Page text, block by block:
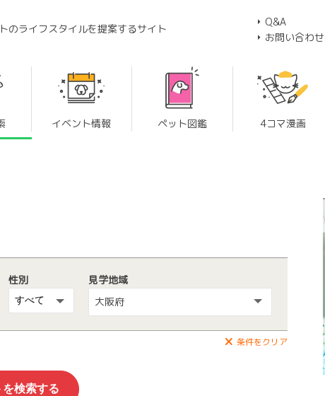
のライフスタイルを提案するサイト
Q&A
お問い合わせ
イベント情報 ペット図鑑 4コマ漫画
性別
見学地域
大阪府
条件をクリア